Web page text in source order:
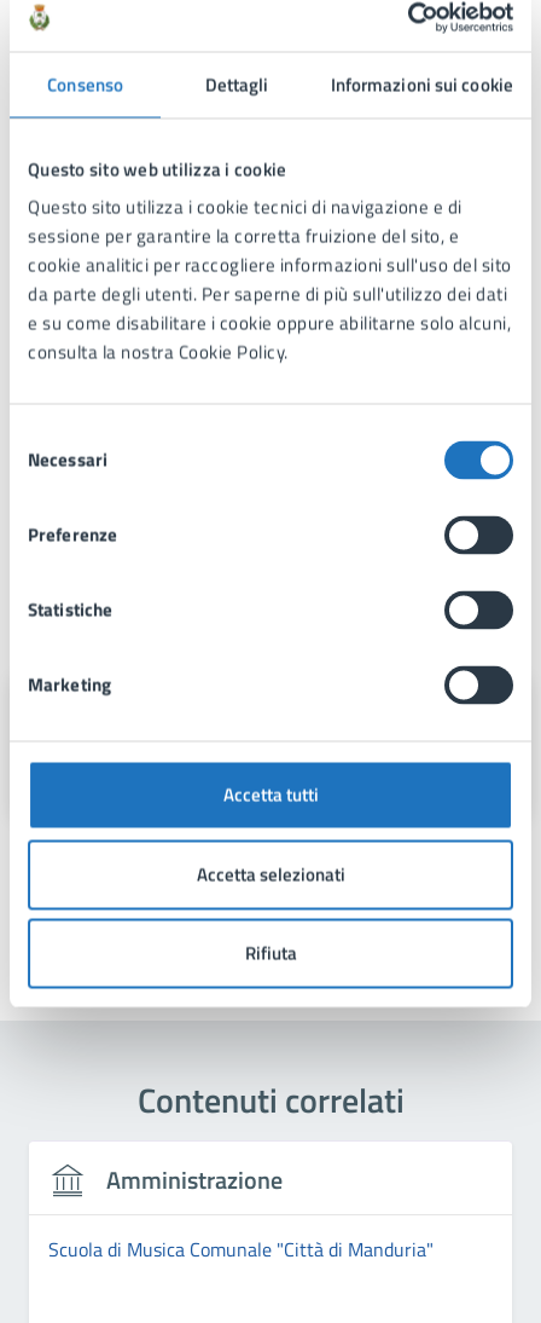
Consenso Dettagli Informazioni sui cookie
Questo sito web utilizza i cookie
Questo sito utilizza i cookie tecnici di navigazione e di
sessione per garantire la corretta fruizione del sito, e
cookie analitici per raccogliere informazioni sull'uso del sito
da parte degli utenti. Per saperne di più sull'utilizzo dei dati
e su come disabilitare i cookie oppure abilitarne solo alcuni,
consulta la nostra Cookie Policy.
delNecessari
Preferenze
Statistiche
Marketing
Accetta tutti
Accetta selezionati
Rifiuta
presso gli esercizi commerciali convenzionati
l’Ufficio Servizi Sociali si riserva la facoltà di
effettuare successivi controlli e verifiche sulla
e di adottare, in caso di accertate difformità e
conseguenti provvedimenti,ivi compresa la
limitazione o l’esclusione dall’accesso a futuri
avvisi della medesima tipologia.
In allegati l'elenco completo.
Via Fra Benedetto Margarito, 1, 74024
Contenuti correlati
Amministrazione
Scuola di Musica Comunale "Città di Manduria"